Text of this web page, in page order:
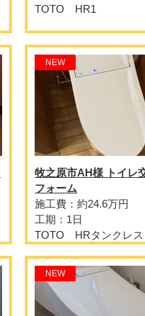
TOTO HR1
NEW
牧之原市AH様 トイレ
フォーム
施工費：約24.6万円
工期：1日
TOTO HRタンクレス
NEW